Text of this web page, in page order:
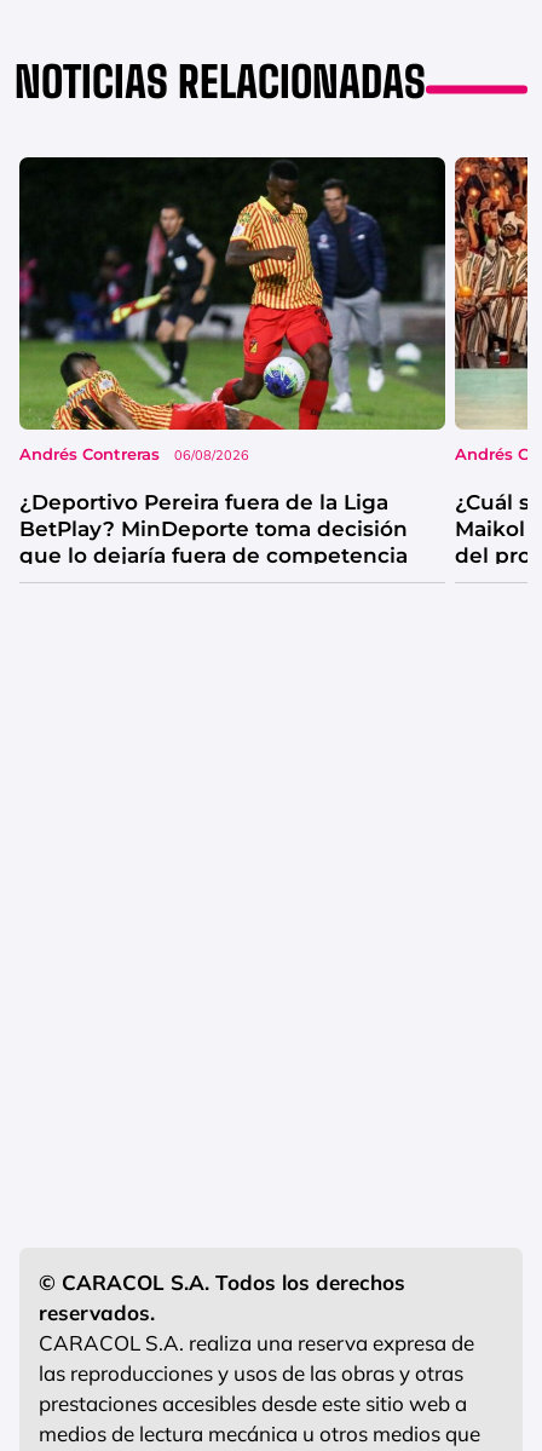
NOTICIAS RELACIONADAS
Andrés Contreras 06/08/2026
¿Deportivo Pereira fuera de la Liga
BetPlay? MinDeporte toma decisión
que lo dejaría fuera de competencia
Andrés
¿Cuál
Maikol
del
© CARACOL S.A. Todos los derechos
reservados.
CARACOL S.A. realiza una reserva expresa de
las reproducciones y usos de las obras y otras
prestaciones accesibles desde este sitio web a
medios de lectura mecánica u otros medios que